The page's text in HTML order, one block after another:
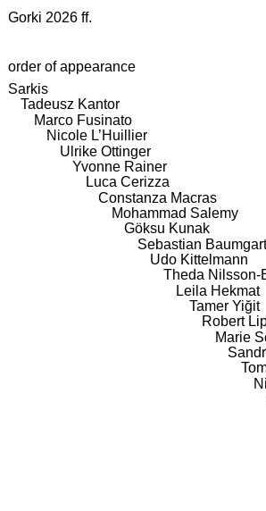
Gorki 2026 ff.
order of appearance
Sarkis
Tadeusz Kantor
Marco Fusinato
Nicole L’Huillier
Ulrike Ottinger
Yvonne Rainer
Luca Cerizza
Constanza Macras
Mohammad Salemy
Göksu Kunak
Sebastian
Udo Kittelmann
Theda Nilsson-
Leila Hekmat
Tamer Yiğit
Robert
Marie